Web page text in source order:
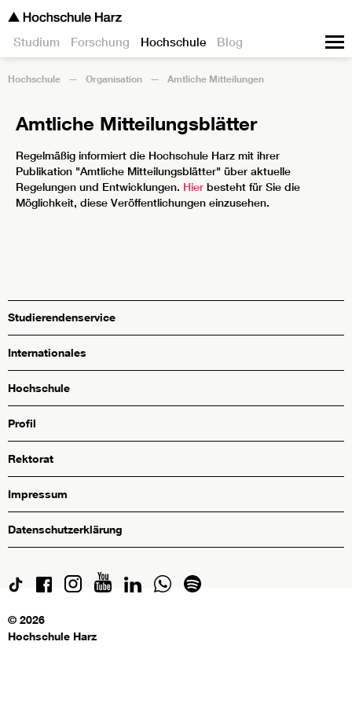
Studium Forschung Hochschule Blog
Hochschule Organisation Amtliche Mitteilungen
Amtliche Mitteilungsblätter
Regelmäßig informiert die Hochschule Harz mit ihrer
Publikation "Amtliche Mitteilungsblätter" über aktuelle
Regelungen und Entwicklungen. Hier besteht für Sie die
Möglichkeit, diese Veröffentlichungen einzusehen.
Studierendenservice
Internationales
Hochschule
Profil
Rektorat
Impressum
Datenschutzerklärung
© 2026
Hochschule Harz